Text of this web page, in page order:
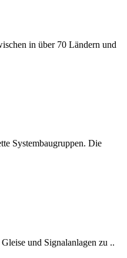
in über 70 Ländern und
Systembaugruppen. Die
und Signalanlagen zu ..